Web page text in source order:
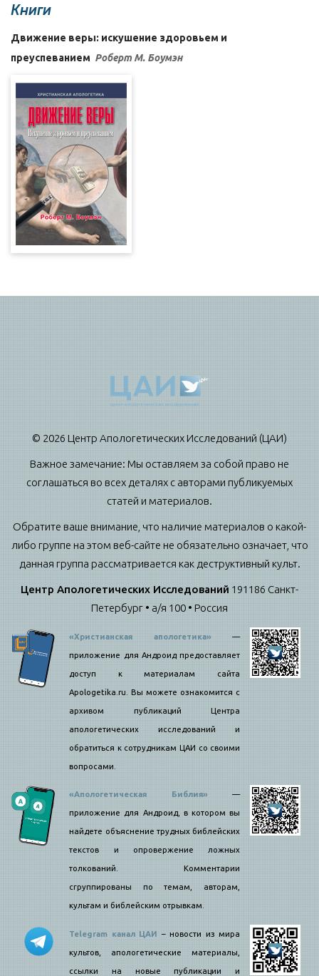
Книги
Движение веры: искушение здоровьем и
преуспеванием Роберт М. Боумэн
© 2026 Центр Апологетических Исследований (ЦАИ)
Важное замечание: Мы оставляем за собой право не
соглашаться во всех деталях с авторами публикуемых
статей и материалов.
Обратите ваше внимание, что наличие материалов о какой-
либо группе на этом веб-сайте не обязательно означает, что
данная группа рассматривается как деструктивный культ.
Центр Апологетических Исследований 191186 Санкт-
Петербург • а/я 100 • Россия
«Христианская апологетика»—
приложение для Андроид предоставляет
доступ к материалам сайта
Apologetika.ru. Вы можете ознакомится с
архивом публикаций Центра
апологетических исследований и
обратиться к сотрудникам ЦАИ со своими
вопросами.
«Апологетическая Библия»—
приложение для Андроид, в котором вы
найдете объяснение трудных библейских
текстов и опровержение ложных
толкований. Комментарии
сгруппированы по темам, авторам,
культам и библейским отрывкам.
Telegram канал ЦАИ – новости из мира
культов, апологетические материалы,
ссылки на новые публикации и